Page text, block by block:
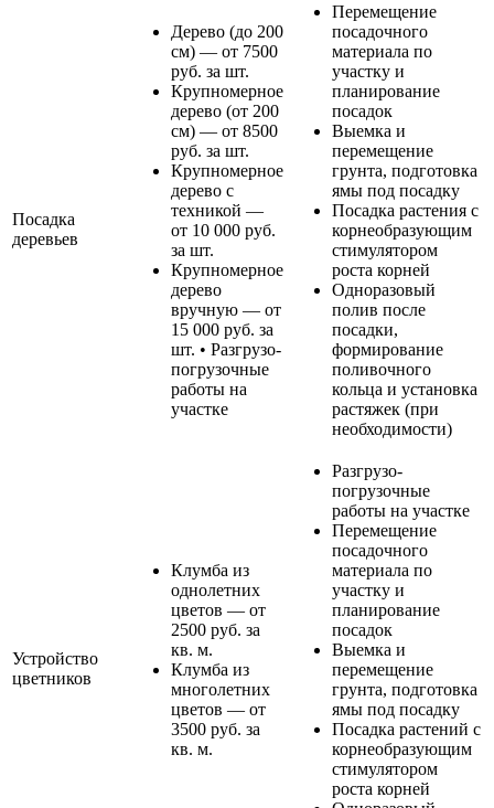
Посадка
деревьев
Дерево (до 200
см) — от 7500
руб. за шт.
Крупномерное
дерево (от 200
см) — от 8500
руб. за шт.
Крупномерное
дерево с
техникой —
от 10 000 руб.
за шт.
Крупномерное
дерево
вручную — от
15 000 руб. за
шт. • Разгрузо-
погрузочные
работы на
участке
Перемещение
посадочного
материала по
участку и
планирование
посадок
Выемка и
перемещение
грунта, подготовка
ямы под посадку
Посадка растения с
корнеобразующим
стимулятором
роста корней
Одноразовый
полив после
посадки,
формирование
поливочного
кольца и установка
растяжек (при
необходимости)
Устройство
цветников
Клумба из
однолетних
цветов — от
2500 руб. за
кв. м.
Клумба из
многолетних
цветов — от
3500 руб. за
кв. м.
Разгрузо-
погрузочные
работы на участке
Перемещение
посадочного
материала по
участку и
планирование
посадок
Выемка и
перемещение
грунта, подготовка
ямы под посадку
Посадка растений с
корнеобразующим
стимулятором
роста корней